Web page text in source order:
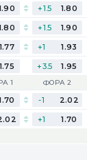
+1.5 1.80
+1.5 1.90
1.77 +1 1.93
1.75 +3.5 1.95
1 ФОРА 2
-1 2.02
+1 1.70